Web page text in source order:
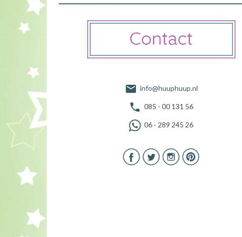
info@huuphuup.nl
085 - 00 131 56
06 - 289 245 26